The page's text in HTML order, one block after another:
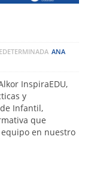
ANA
InspiraEDU,
y
Infantil,
que
en nuestro